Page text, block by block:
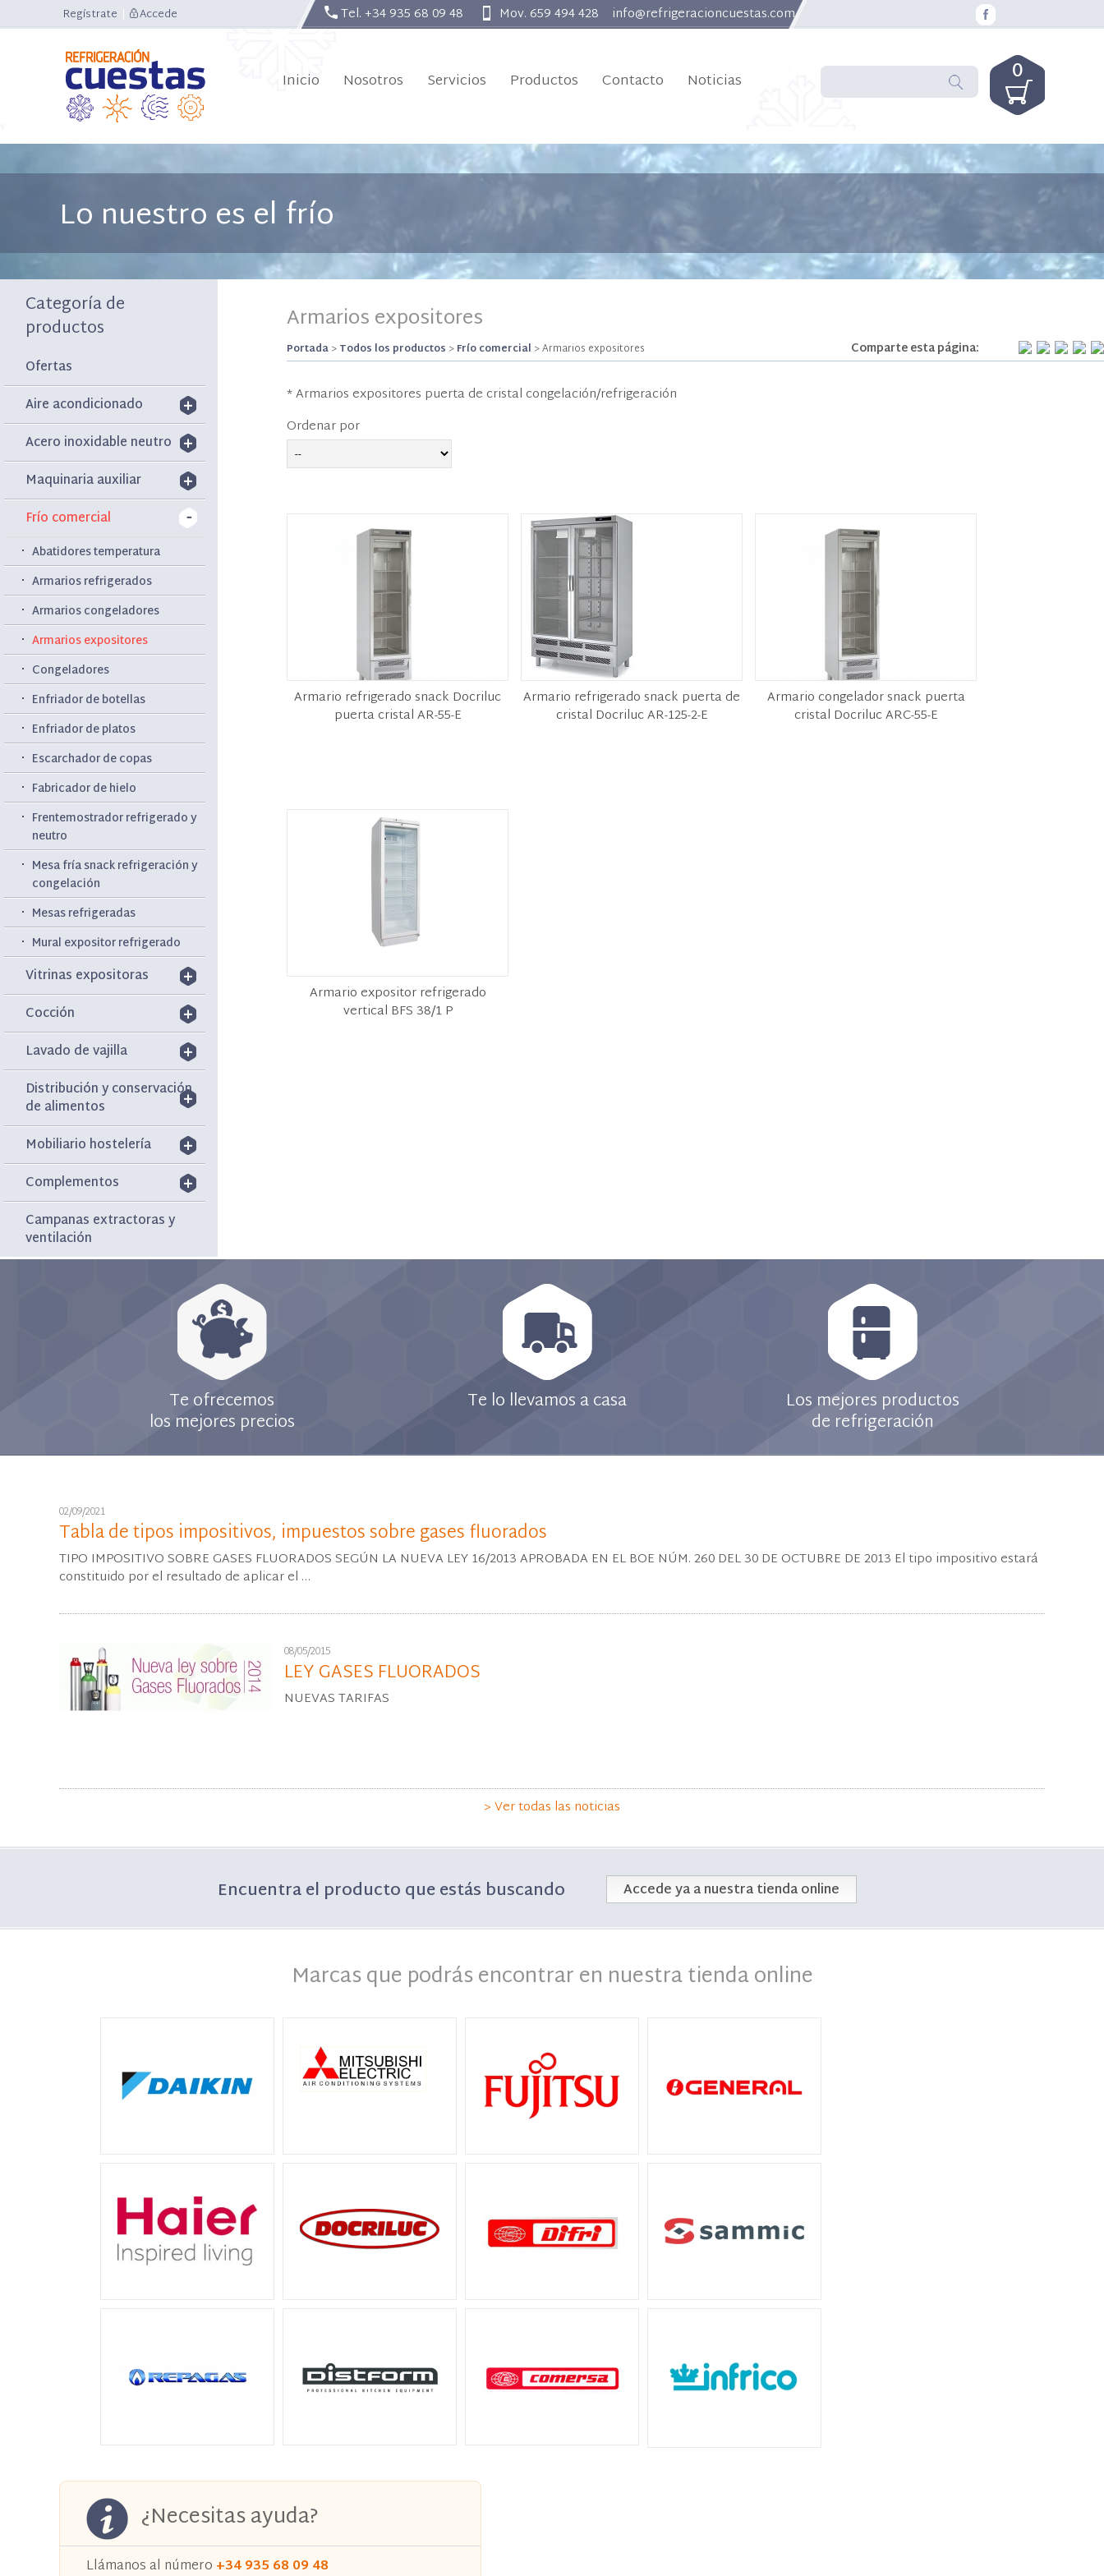
Regístrate | Accede Tel. +34 935 68 09 48 Mov. 659 494 428 info@refrigeracioncuestas.com
Inicio Nosotros Servicios Productos Contacto Noticias 0
Lo nuestro es el frío
Categoría de
productos
Ofertas
Aire acondicionado
Acero inoxidable neutro
Maquinaria auxiliar
Frío comercial
Abatidores temperatura
Armarios refrigerados
Armarios congeladores
Armarios expositores
Congeladores
Enfriador de botellas
Enfriador de platos
Escarchador de copas
Fabricador de hielo
Frentemostrador refrigerado y
neutro
Mesa fría snack refrigeración y
congelación
Mesas refrigeradas
Mural expositor refrigerado
Vitrinas expositoras
Cocción
Lavado de vajilla
Distribución y conservación
de alimentos
Mobiliario hostelería
Complementos
Campanas extractoras y
ventilación
Armarios expositores
Portada>Todos los productos >Frío comercial >Armarios expositores Comparte esta página:
* Armarios expositores puerta de cristal congelación/refrigeración
Ordenar por
Armario refrigerado snack Docriluc
puerta cristal AR-55-E
Armario refrigerado snack puerta de
cristal Docriluc AR-125-2-E
Armario congelador snack puerta
cristal Docriluc ARC-55-E
Armario expositor refrigerado
vertical BFS 38/1 P
Te ofrecemos
los mejores precios
Te lo llevamos a casa Los mejores productos
de refrigeración
02/09/2021
Tabla de tipos impositivos, impuestos sobre gases fluorados
TIPO IMPOSITIVO SOBRE GASES FLUORADOS SEGÚN LA NUEVA LEY 16/2013 APROBADA EN EL BOE NÚM. 260 DEL 30 DE OCTUBRE DE 2013 El tipo impositivo estará
constituido por el resultado de aplicar el …
08/05/2015
LEY GASES FLUORADOS
NUEVAS TARIFAS
> Ver todas las noticias
Encuentra el producto que estás buscando Accede ya a nuestra tienda online
Marcas que podrás encontrar en nuestra tienda online
¿Necesitas ayuda?
Llámanos al número +34 935 68 09 48